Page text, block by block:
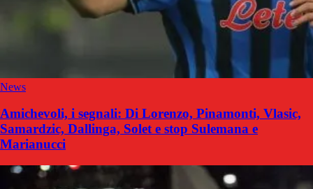
News
Amichevoli, i segnali: Di Lorenzo, Pinamonti, Vlasic,
Samardzic, Dallinga, Solet e stop Sulemana e
Marianucci